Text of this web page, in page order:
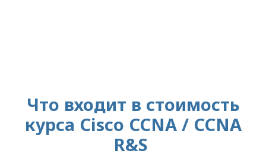
Что входит в стоимость
курса Cisco CCNA / CCNA
R&S